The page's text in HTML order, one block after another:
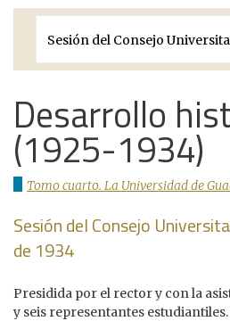
Períodos
Galería
Documentos
Desarrollo
(1925-1934)
Tomo cuarto. La Universidad de
Sesión del Consejo
de 1934
Presidida por el rector y con la
y seis representantes